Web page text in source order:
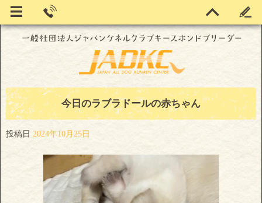
今日のラブラドールの赤ちゃん
投稿日 2024年10月25日